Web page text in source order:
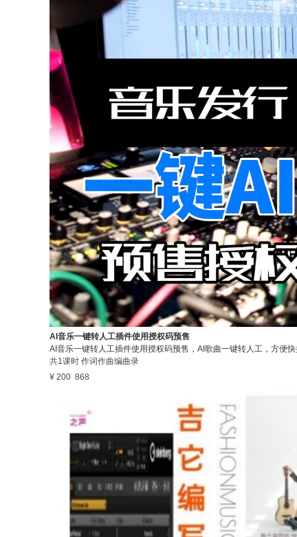
AI音乐一键转人工插件使用授权码预售
AI音乐一键转人工插件使用授权码预售，AI歌曲一键转人工，方便
共1课时 作词作曲编曲录
¥ 200 868